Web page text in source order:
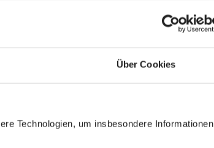
Über Cookies
Technologien, um insbesondere Informationen